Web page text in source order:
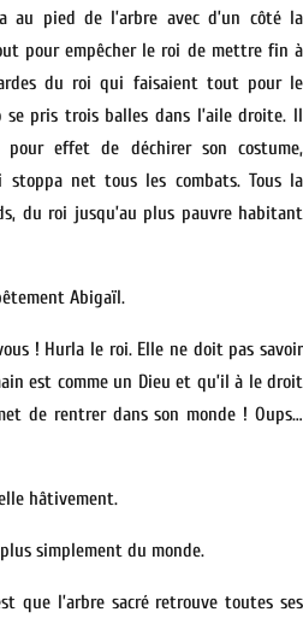
au pied de l’arbre avec d’un côté la
pour empêcher le roi de mettre fin à
du roi qui faisaient tout pour le
se pris trois balles dans l’aile droite. Il
effet de déchirer son costume,
net tous les combats. Tous la
du roi jusqu’au plus pauvre habitant
Abigaïl.
! Hurla le roi. Elle ne doit pas savoir
est comme un Dieu et qu’il à le droit
de rentrer dans son monde ! Oups…
hâtivement.
simplement du monde.
que l’arbre sacré retrouve toutes ses